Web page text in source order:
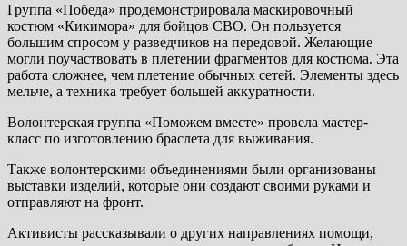
Группа «Победа» продемонстрировала маскировочный
костюм «Кикимора» для бойцов СВО. Он пользуется
большим спросом у разведчиков на передовой. Желающие
могли поучаствовать в плетении фрагментов для костюма. Эта
работа сложнее, чем плетение обычных сетей. Элементы здесь
мельче, а техника требует большей аккуратности.
Волонтерская группа «Поможем вместе» провела мастер-
класс по изготовлению браслета для выживания.
Также волонтерскими объединениями были организованы
выставки изделий, которые они создают своими руками и
отправляют на фронт.
Активисты рассказывали о других направлениях помощи,